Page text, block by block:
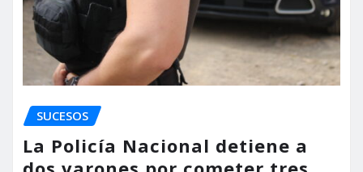
SUCESOS
La Policía Nacional detiene a